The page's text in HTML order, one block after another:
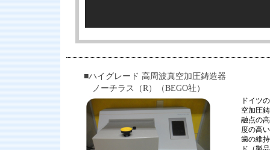
■ハイグレード 高周波真空加圧鋳造器
ノーチラス（R）（BEGO社）
ドイツ
空加圧
融点の
度の高
歯の維